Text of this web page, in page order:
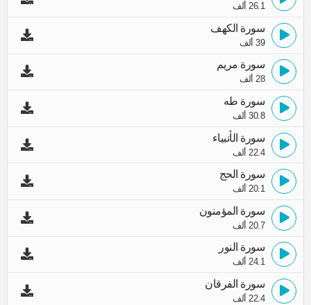
26.1 ألف
سورة الكهف
39 ألف
سورة مريم
28 ألف
سورة طه
30.8 ألف
سورة الأنبياء
22.4 ألف
سورة الحج
20.1 ألف
سورة المؤمنون
20.7 ألف
سورة النور
24.1 ألف
سورة الفرقان
22.4 ألف